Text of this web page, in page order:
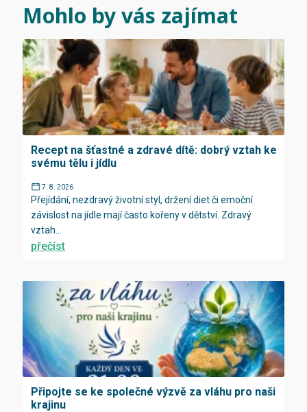
Mohlo by vás zajímat
Recept na šťastné a zdravé dítě: dobrý vztah ke
svému tělu i jídlu
7. 8. 2026
Přejídání, nezdravý životní styl, držení diet či emoční
závislost na jídle mají často kořeny v dětství. Zdravý
vztah...
přečíst
Připojte se ke společné výzvě za vláhu pro naši
krajinu